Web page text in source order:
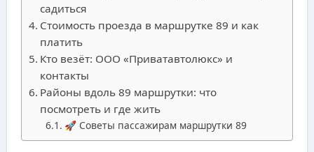
садиться
Стоимость проезда в маршрутке 89 и как
платить
Кто везёт: ООО «Приватавтолюкс» и
контакты
Районы вдоль 89 маршрутки: что
посмотреть и где жить
🚀 Советы пассажирам маршрутки 89